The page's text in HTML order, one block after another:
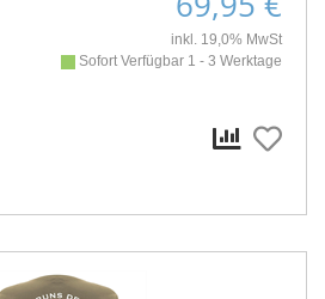
inkl. 19,0% MwSt
Sofort Verfügbar 1 - 3 Werktage